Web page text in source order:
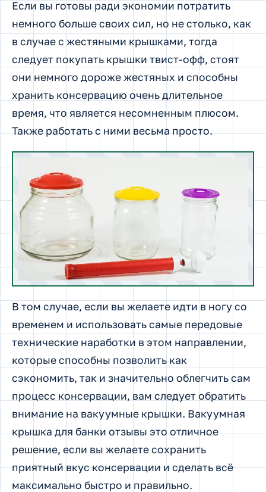
Если вы готовы ради экономии потратить
немного больше своих сил, но не столько, как
в случае с жестяными крышками, тогда
следует покупать крышки твист-офф, стоят
они немного дороже жестяных и способны
хранить консервацию очень длительное
время, что является несомненным плюсом.
Также работать с ними весьма просто.
В том случае, если вы желаете идти в ногу со
временем и использовать самые передовые
технические наработки в этом направлении,
которые способны позволить как
сэкономить, так и значительно облегчить сам
процесс консервации, вам следует обратить
внимание на вакуумные крышки. Вакуумная
крышка для банки отзывы это отличное
решение, если вы желаете сохранить
приятный вкус консервации и сделать всё
максимально быстро и правильно.